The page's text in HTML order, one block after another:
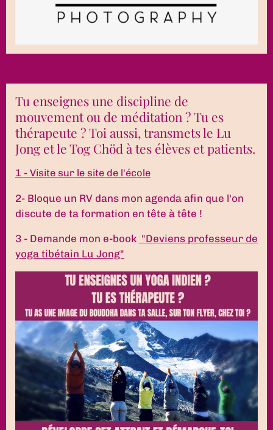
Tu enseignes une discipline de
mouvement ou de méditation ? Tu es
thérapeute ? Toi aussi, transmets le Lu
Jong et le Tog Chöd à tes élèves et patients.
1 - Visite sur le site de l'école
2- Bloque un RV dans mon agenda afin que l'on
discute de ta formation en tête à tête !
3 - Demande mon e-book "Deviens professeur de
yoga tibétain Lu Jong"